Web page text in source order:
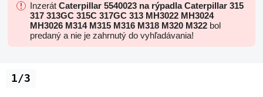
Inzerát Caterpillar 5540023 na rýpadla Caterpillar 315
317 313GC 315C 317GC 313 MH3022 MH3024
MH3026 M314 M315 M316 M318 M320 M322 bol
predaný a nie je zahrnutý do vyhľadávania!
1/3